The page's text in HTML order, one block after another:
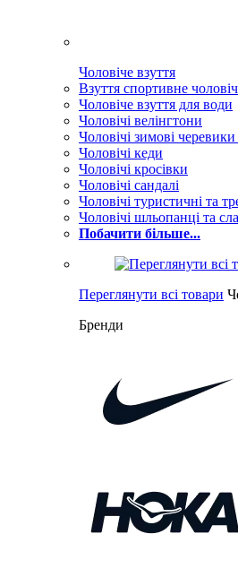
Чоловіче взуття
Взуття спортивне
Чоловіче взуття для води
Чоловічі велінгтони
Чоловічі зимові
Чоловічі кеди
Чоловічі кросівки
Чоловічі сандалі
Чоловічі туристичні та
Чоловічі шльопанці та
Побачити більше...
Переглянути всі товари
Бренди